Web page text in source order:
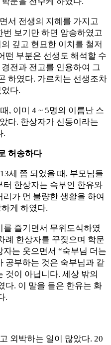
서 전생의 지혜를 가지고
보기만 하면 암송하였고
깊고 현묘한 이치를 철저
떤 부분은 선생도 해석할 수
전과 전고를 인용하여 그
하였다. 가르치는 선생조차
다.
, 이미 4 ~ 5명의 이름난 스
다. 한상자가 신동이라는
.
허송하다
세 쯤 되었을 때, 부모님들
터 한상자는 숙부인 한유와
가 먼 불량한 생활을 하여
게 하였다.
즐기면서 무위도식하였
례 한상자를 꾸짖으며 학문
는 웃으면서 “숙부님 더는
공부하는 것은 숙부님과 같
것이 아닙니다. 세상 밖의
다. 이 말을 들은 한유는 화
.
외박하는 일이 많았다. 20